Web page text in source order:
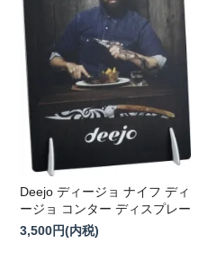
Deejo ディージョ ナイフ ディ
ージョ コンター ディスプレー
3,500円(内税)